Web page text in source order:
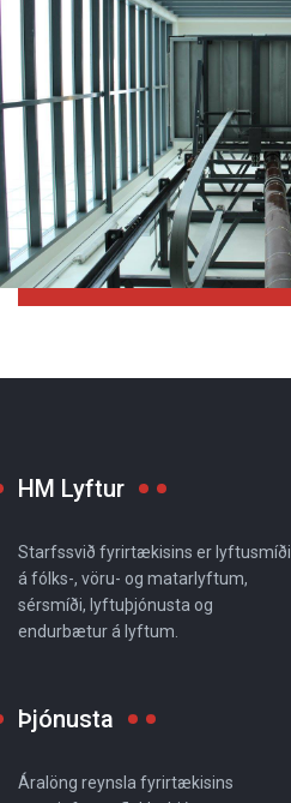
HM Lyftur
Starfssvið fyrirtækisins er lyftusmíði
á fólks-, vöru- og matarlyftum,
sérsmíði, lyftuþjónusta og
endurbætur á lyftum.
Þjónusta
Áralöng reynsla fyrirtækisins